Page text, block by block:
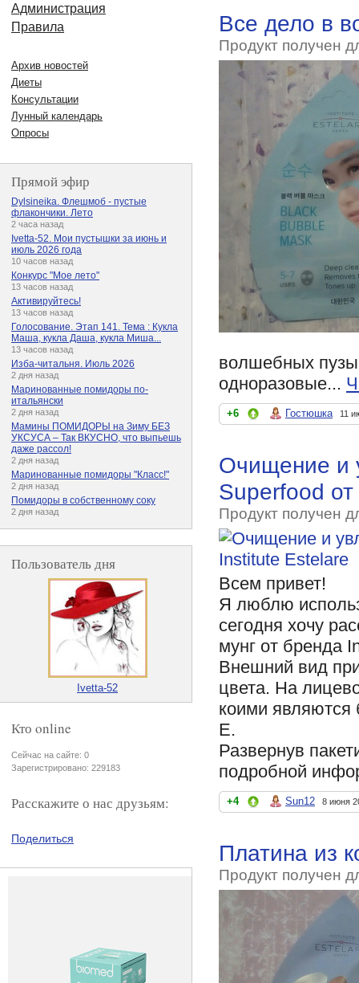
Все дело в
Продукт получен
волшебных
одноразовые...
+6 Гостюшка 11
Очищение и
Superfood
Продукт получен
Всем привет!
Я люблю
сегодня хочу
мунг от бренда
Внешний вид
цвета. На
коими являются
E.
Развернув
подробной
+4 Sun12 8 июня
Платина из
Продукт получен
Администрация
Правила
Архив новостей
Диеты
Консультации
Лунный календарь
Опросы
Прямой эфир
Dylsineika. Флешмоб - пустые
флакончики. Лето
2 часа назад
Ivetta-52. Мои пустышки за июнь и
июль 2026 года
10 часов назад
Конкурс "Мое лето"
13 часов назад
Активируйтесь!
13 часов назад
Голосование. Этап 141. Тема : Кукла
Маша, кукла Даша, кукла Миша...
13 часов назад
Изба-читальня. Июль 2026
2 дня назад
Маринованные помидоры по-
итальянски
2 дня назад
Мамины ПОМИДОРЫ на Зиму БЕЗ
УКСУСА – Так ВКУСНО, что выпьешь
даже рассол!
2 дня назад
Маринованные помидоры "Класс!"
2 дня назад
Помидоры в собственному соку
2 дня назад
Пользователь дня
Ivetta-52
Кто online
Сейчас на сайте: 0
Зарегистрировано: 229183
Расскажите о нас друзьям:
Поделиться